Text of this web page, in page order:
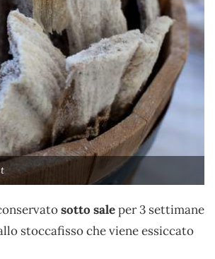
sotto saleper 3 settimane
stoccafisso che viene essiccato